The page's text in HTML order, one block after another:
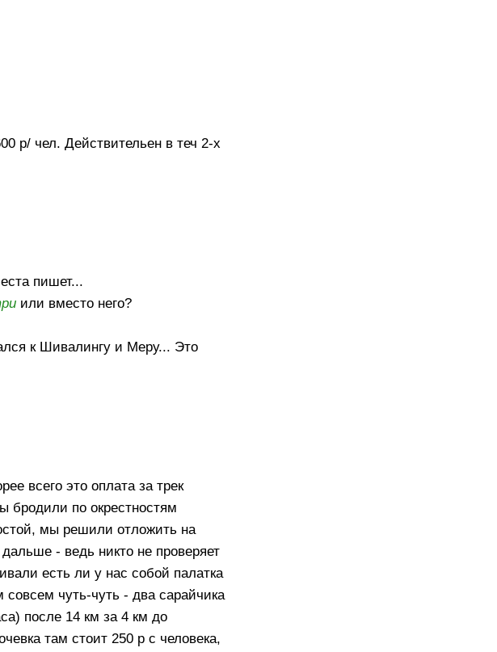
р/ чел. Действительен в теч 2-х
пишет...
или вместо него?
к Шивалингу и Меру... Это
всего это оплата за трек
бродили по окрестностям
мы решили отложить на
- ведь никто не проверяет
есть ли у нас собой палатка
чуть-чуть - два сарайчика
после 14 км за 4 км до
там стоит 250 р с человека,